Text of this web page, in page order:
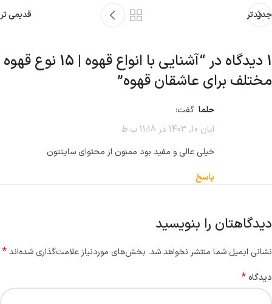
جدیدتر قدیمی تر
1 دیدگاه در “
آشنایی با انواع قهوه | 15 نوع قهوه
مختلف برای عاشقان قهوه”
حلما گفت:
آبان 10, 1403 در 11:18 ب.ظ
خیلی عالی و مفید بود ممنون از محتوای سایتتون
پاسخ
دیدگاهتان را بنویسید
نشانی ایمیل شما منتشر نخواهد شد. بخش‌های موردنیاز علامت‌گذاری شده‌اند*
دیدگاه *